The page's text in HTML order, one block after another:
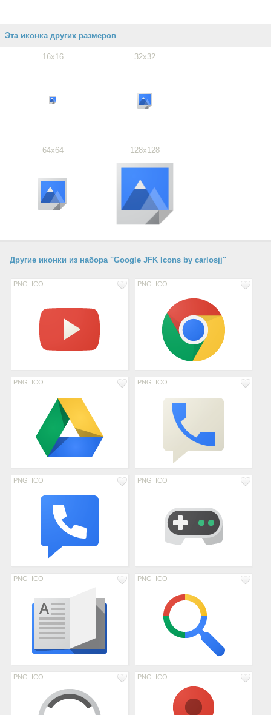
Эта иконка других размеров
16x16 32x32
64x64 128x128
Другие иконки из набора "Google JFK Icons by carlosjj"
PNG ICO PNG ICO
PNG ICO PNG ICO
PNG ICO PNG ICO
PNG ICO PNG ICO
PNG ICO PNG ICO